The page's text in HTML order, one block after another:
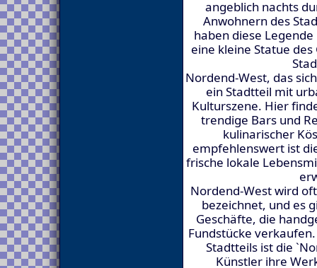
angeblich nachts
Anwohnern des
haben diese
eine kleine Statue
Nordend-West, das
ein Stadtteil mit
Kulturszene. Hier
trendige Bars und
kulinarischer
empfehlenswert ist
frische lokale
Nordend-West wird
bezeichnet, und es
Geschäfte, die
Fundstücke
Stadtteils ist die
Künstler ihre